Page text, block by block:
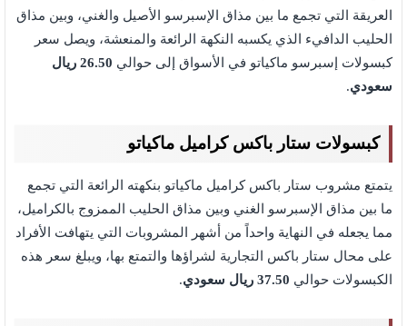
العريقة التي تجمع ما بين مذاق الإسبرسو الأصيل والغني، وبين مذاق
الحليب الدافيء الذي يكسبه النكهة الرائعة والمنعشة، ويصل سعر
كبسولات إسبرسو ماكياتو في الأسواق إلى حوالي
26.50 ريال
سعودي.
كبسولات ستار باكس كراميل ماكياتو
يتمتع مشروب ستار باكس كراميل ماكياتو بنكهته الرائعة التي تجمع
ما بين مذاق الإسبرسو الغني وبين مذاق الحليب الممزوج بالكراميل،
مما يجعله في النهاية واحداً من أشهر المشروبات التي يتهافت الأفراد
على محال ستار باكس التجارية لشراؤها والتمتع بها، ويبلغ سعر هذه
الكبسولات حوالي 37.50 ريال سعودي .